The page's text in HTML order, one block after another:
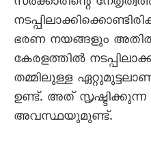
ഭരണ നയങ്ങളും അതിൽ
കേരളത്തിൽ
തമ്മിലുള്ള
ഉണ്ട്. അത് സൃഷ്ടിക്കുന്ന
അവസ്ഥയുമുണ്ട്.